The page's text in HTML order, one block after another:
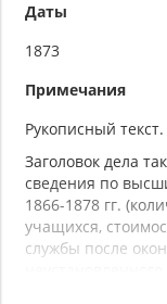
Даты
1873
Примечания
Рукописный
Заголовок дела
сведения по
1866-1878 гг.
учащихся,
службы после
института (1875